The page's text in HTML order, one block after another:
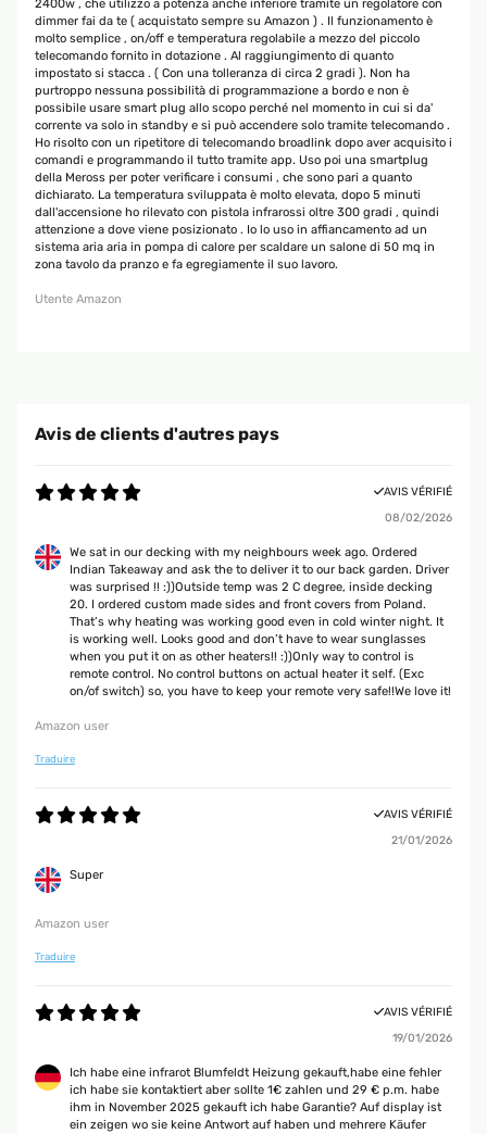
2400w , che utilizzo a potenza anche inferiore tramite un regolatore con
dimmer fai da te ( acquistato sempre su Amazon ) . Il funzionamento è
molto semplice , on/off e temperatura regolabile a mezzo del piccolo
telecomando fornito in dotazione . Al raggiungimento di quanto
impostato si stacca . ( Con una tolleranza di circa 2 gradi ). Non ha
purtroppo nessuna possibilità di programmazione a bordo e non è
possibile usare smart plug allo scopo perché nel momento in cui si da'
corrente va solo in standby e si può accendere solo tramite telecomando .
Ho risolto con un ripetitore di telecomando broadlink dopo aver acquisito i
comandi e programmando il tutto tramite app. Uso poi una smartplug
della Meross per poter verificare i consumi , che sono pari a quanto
dichiarato. La temperatura sviluppata è molto elevata, dopo 5 minuti
dall'accensione ho rilevato con pistola infrarossi oltre 300 gradi , quindi
attenzione a dove viene posizionato . Io lo uso in affiancamento ad un
sistema aria aria in pompa di calore per scaldare un salone di 50 mq in
zona tavolo da pranzo e fa egregiamente il suo lavoro.
Utente Amazon
Avis de clients d'autres pays
AVIS VÉRIFIÉ
08/02/2026
We sat in our decking with my neighbours week ago. Ordered
Indian Takeaway and ask the to deliver it to our back garden. Driver
was surprised !! :))Outside temp was 2 C degree, inside decking
20. I ordered custom made sides and front covers from Poland.
That’s why heating was working good even in cold winter night. It
is working well. Looks good and don’t have to wear sunglasses
when you put it on as other heaters!! :))Only way to control is
remote control. No control buttons on actual heater it self. (Exc
on/of switch) so, you have to keep your remote very safe!!We love it!
Amazon user
Traduire
AVIS VÉRIFIÉ
21/01/2026
Super
Amazon user
Traduire
AVIS VÉRIFIÉ
19/01/2026
Ich habe eine infrarot Blumfeldt Heizung gekauft,habe eine fehler
ich habe sie kontaktiert aber sollte 1€ zahlen und 29 € p.m. habe
ihm in November 2025 gekauft ich habe Garantie? Auf display ist
ein zeigen wo sie keine Antwort auf haben und mehrere Käufer